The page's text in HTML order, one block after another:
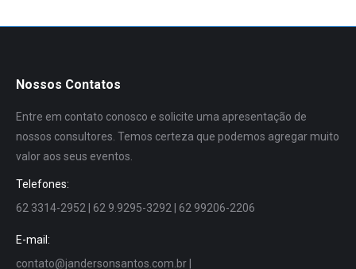
Nossos Contatos
Entre em contato conosco e solicite uma apresentação de
nossos consultores. Temos certeza que podemos agregar muito
valor aos seus eventos.
Telefones:
62 3314-2952 | 62 9.9295-3292 | 62 99206-2206
E-mail:
contato@jandersonsantos.com.br|